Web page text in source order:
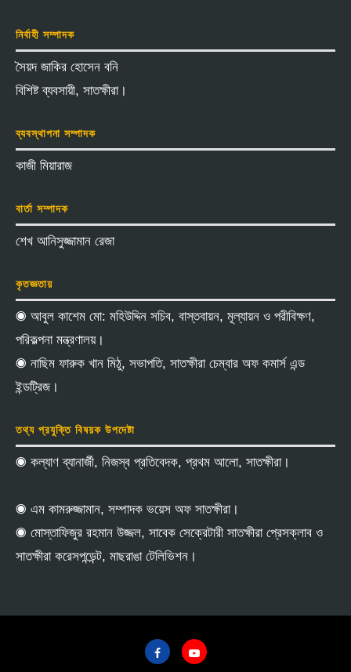
নির্বাহী সম্পাদক
সৈয়দ জাকির হোসেন বনি
বিশিষ্ট ব্যবসায়ী, সাতক্ষীরা।
ব্যবস্থাপনা সম্পাদক
কাজী মিয়ারাজ
বার্তা সম্পাদক
শেখ আনিসুজ্জামান রেজা
কৃতজ্ঞতায়
◉ আবুল কাশেম মো: মহিউদ্দিন সচিব, বাস্তবায়ন, মূল্যায়ন ও পরীবিক্ষণ,
পরিকল্পনা মন্ত্রণালয়।
◉ নাছিম ফারুক খান মিঠু, সভাপতি, সাতক্ষীরা চেম্বার অফ কমার্স এন্ড
ইন্ডট্রিজ।
তথ্য প্রযুক্তি বিষয়ক উপদেষ্টা
◉ কল্যাণ ব্যানার্জী, নিজস্ব প্রতিবেদক, প্রথম আলো, সাতক্ষীরা।
◉ এম কামরুজ্জামান, সম্পাদক ভয়েস অফ সাতক্ষীরা।
◉ মোস্তাফিজুর রহমান উজ্জল, সাবেক সেক্রেটারী সাতক্ষীরা প্রেসক্লাব ও
সাতক্ষীরা করেসপন্ডেন্ট, মাছরাঙা টেলিভিশন।